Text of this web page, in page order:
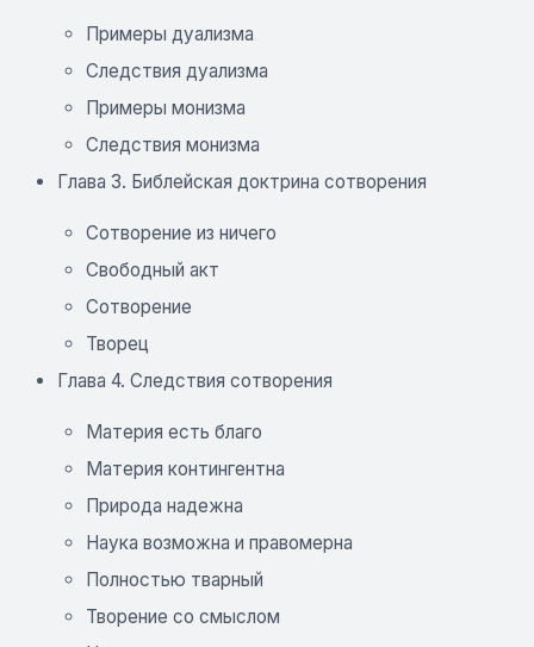
Примеры дуализма
Следствия дуализма
Примеры монизма
Следствия монизма
Глава 3. Библейская доктрина сотворения
Сотворение из ничего
Свободный акт
Сотворение
Творец
Глава 4. Следствия сотворения
Материя есть благо
Материя контингентна
Природа надежна
Наука возможна и правомерна
Полностью тварный
Творение со смыслом